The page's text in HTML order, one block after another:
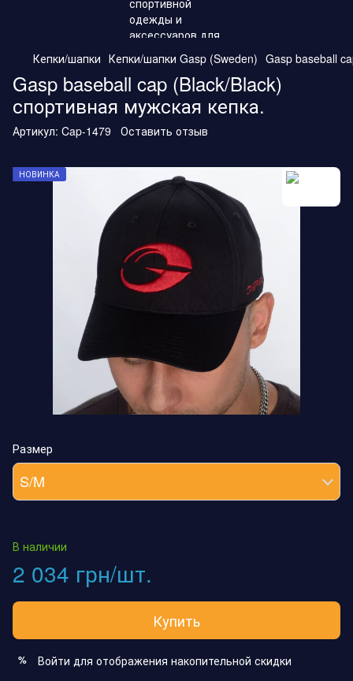
Кепки/шапки Кепки/шапки Gasp (Sweden) Gasp baseball
Gasp baseball cap (Black/Black)
спортивная мужская кепка.
Артикул: Cap-1479 Оставить отзыв
НОВИНКА
Размер
S/M
В наличии
2 034 грн/шт.
Купить
% Войти для отображения накопительной скидки